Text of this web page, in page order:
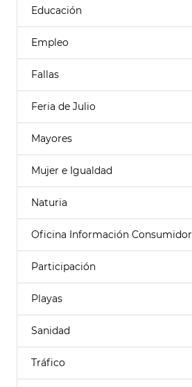
Educación
Empleo
Fallas
Feria de Julio
Mayores
Mujer e Igualdad
Naturia
Oficina Información Consumidor
Participación
Playas
Sanidad
Tráfico